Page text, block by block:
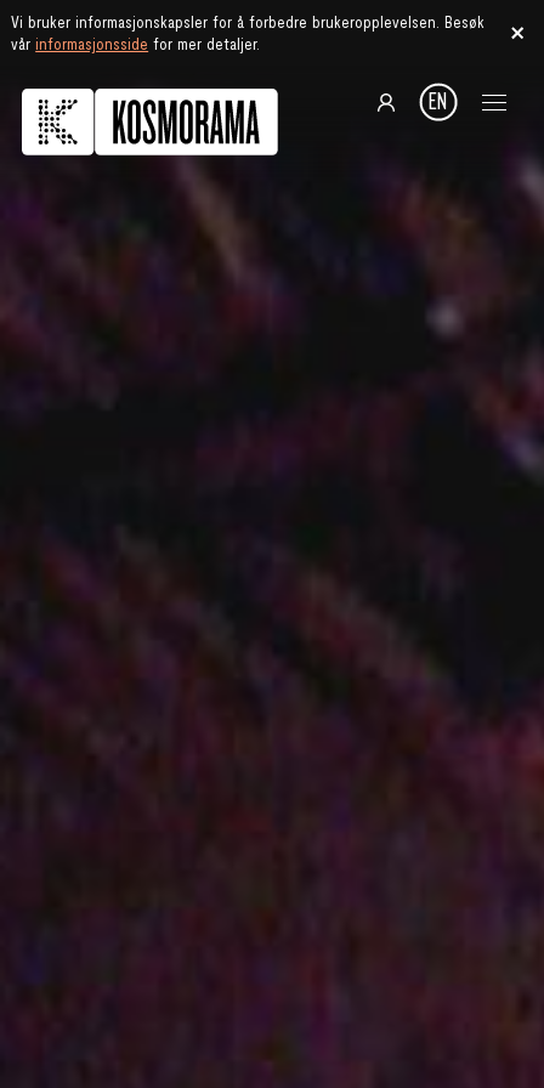
Vi bruker informasjonskapsler for å forbedre brukeropplevelsen. Besøk
vårinformasjonsside for mer detaljer.
EN